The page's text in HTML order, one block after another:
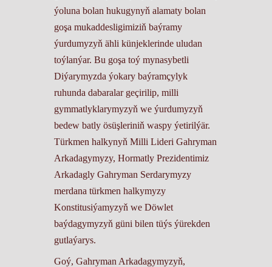
ýoluna bolan hukugynyň alamaty bolan
goşa mukaddesligimiziň baýramy
ýurdumyzyň ähli künjeklerinde uludan
toýlanýar. Bu goşa toý mynasybetli
Diýarymyzda ýokary baýramçylyk
ruhunda dabaralar geçirilip, milli
gymmatlyklarymyzyň we ýurdumyzyň
bedew batly ösüşleriniň waspy ýetirilýär.
Türkmen halkynyň Milli Lideri Gahryman
Arkadagymyzy, Hormatly Prezidentimiz
Arkadagly Gahryman Serdarymyzy
merdana türkmen halkymyzy
Konstitusiýamyzyň we Döwlet
baýdagymyzyň güni bilen tüýs ýürekden
gutlaýarys.
Goý, Gahryman Arkadagymyzyň,